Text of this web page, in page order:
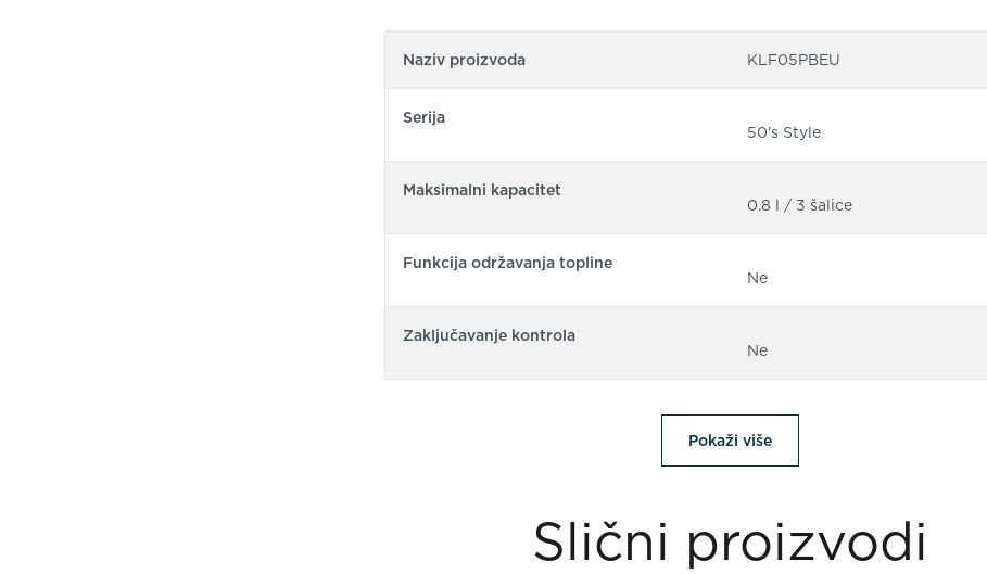
Naziv proizvoda KLF05PBEU
Serija
50's Style
Maksimalni kapacitet
0.8 l / 3 šalice
Funkcija održavanja topline
Ne
Zaključavanje kontrola
Ne
Pokaži više
Slični proizvodi